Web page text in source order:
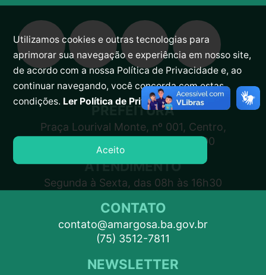
PREFEITURA
Praça Lourival Monte, nº 001, Centro,
Amargosa – BA, CEP 45300-000
ATENDIMENTO
Segunda à Sexta, das 08h às 16h30
CONTATO
contato@amargosa.ba.gov.br
(75) 3512-7811
NEWSLETTER
Utilizamos cookies e outras tecnologias para
aprimorar sua navegação e experiência em nosso site,
de acordo com a nossa Política de Privacidade e, ao
continuar navegando, você concorda com estas
condições. Ler Política de Privacidade.
Aceito